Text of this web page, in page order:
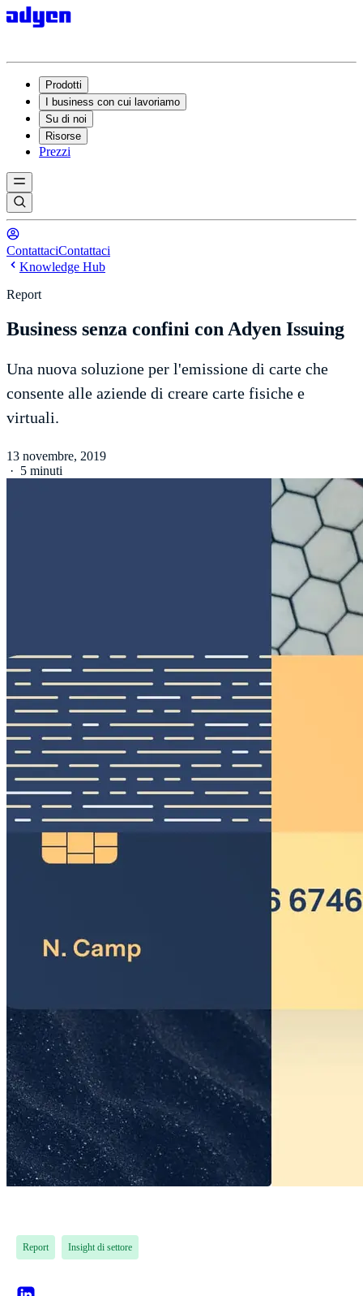
Prodotti
I business con cui lavoriamo
Su di noi
Risorse
Prezzi
ContattaciContattaci
Knowledge Hub
Report
Business senza confini con Adyen Issuing
Una nuova soluzione per l'emissione di carte che
consente alle aziende di creare carte fisiche e
virtuali.
13 novembre, 2019
· 5 minuti
Report Insight di settore